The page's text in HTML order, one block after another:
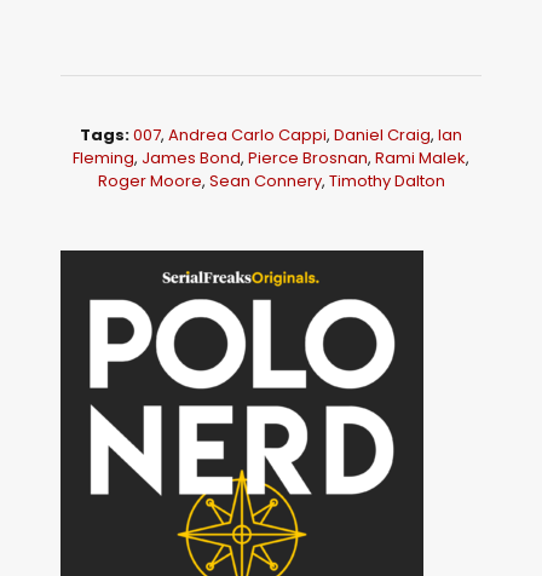
Tags:007, Andrea Carlo Cappi, Daniel Craig, Ian
Fleming, James Bond, Pierce Brosnan, Rami Malek,
Roger Moore, Sean Connery, Timothy Dalton